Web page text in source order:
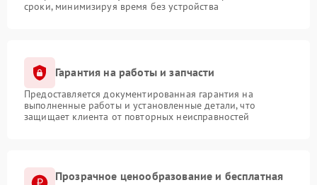
сроки, минимизируя время без устройства
Гарантия на работы и запчасти
Предоставляется документированная гарантия на
выполненные работы и установленные детали, что
защищает клиента от повторных неисправностей
Прозрачное ценообразование и бесплатная